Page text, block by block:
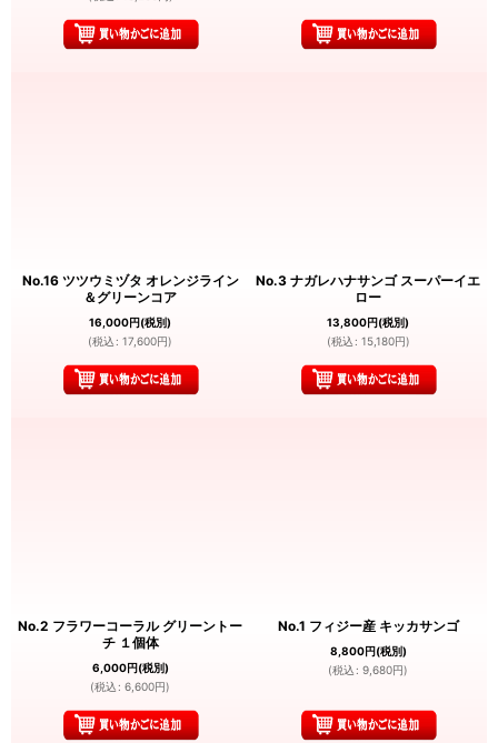
No.16 ツツウミヅタ オレンジライン
＆グリーンコア
16,000円(税別)
(税込 : 17,600円)
No.3 ナガレハナサンゴ スーパーイエ
ロー
13,800円(税別)
(税込 : 15,180円)
No.2 フラワーコーラル グリーントー
チ １個体
6,000円(税別)
(税込 : 6,600円)
No.1 フィジー産 キッカサンゴ
8,800円(税別)
(税込 : 9,680円)